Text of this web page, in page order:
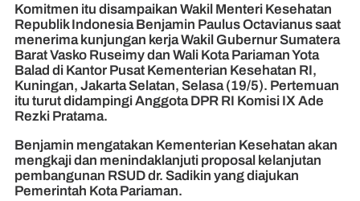
Komitmen itu disampaikan Wakil Menteri Kesehatan
Republik Indonesia Benjamin Paulus Octavianus saat
menerima kunjungan kerja Wakil Gubernur Sumatera
Barat Vasko Ruseimy dan Wali Kota Pariaman Yota
Balad di Kantor Pusat Kementerian Kesehatan RI,
Kuningan, Jakarta Selatan, Selasa (19/5). Pertemuan
itu turut didampingi Anggota DPR RI Komisi IX Ade
Rezki Pratama.
Benjamin mengatakan Kementerian Kesehatan akan
mengkaji dan menindaklanjuti proposal kelanjutan
pembangunan RSUD dr. Sadikin yang diajukan
Pemerintah Kota Pariaman.